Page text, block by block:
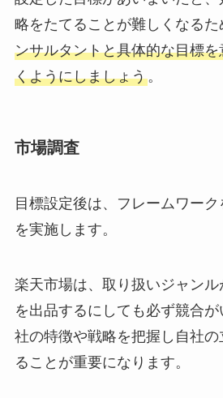
略をたてることが難しくなるた
ンサルタントと具体的な目標
くようにしましょう。
市場調査
目標設定後は、フレームワー
を実施します。
楽天市場は、取り扱いジャン
を出品するにしても必ず競合
社の特徴や戦略を把握し自社
ることが重要になります。